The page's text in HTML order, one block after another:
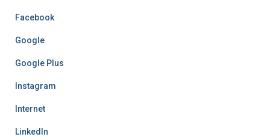
Facebook
Google
Google Plus
Instagram
Internet
LinkedIn